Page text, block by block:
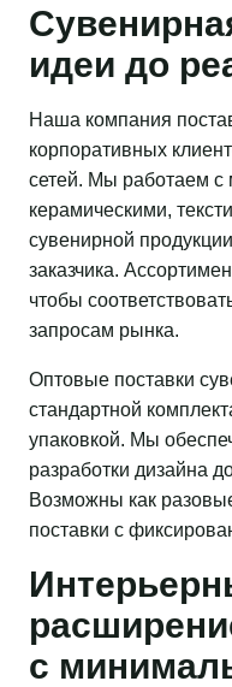
идеи до
Наша компания
корпоративных
сетей. Мы работаем с
керамическими,
сувенирной
заказчика.
чтобы
запросам рынка.
Оптовые поставки
стандартной
упаковкой. Мы
разработки дизайна
Возможны как
поставки с
с